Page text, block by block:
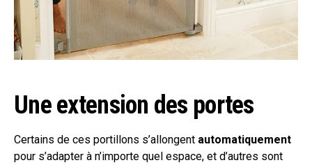
Une extension des portes
Certains de ces portillons s’allongent automatiquement
pour s’adapter à n’importe quel espace, et d’autres sont